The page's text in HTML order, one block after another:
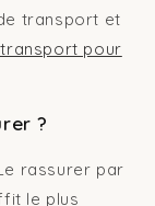
transport et
pour
?
rassurer par
le plus